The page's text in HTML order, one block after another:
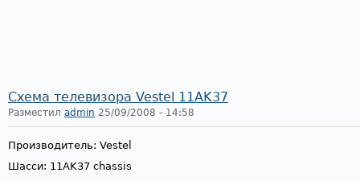
Схема телевизора Vestel 11AK37
Разместил admin 25/09/2008 - 14:58
Производитель: Vestel
Шасси: 11AK37 chassis